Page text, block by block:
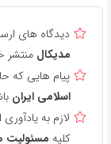
دیدگاه های
مدیکال منتشر
پیام هایی که
اسلامی ایران
لازم به
کلیه مسئولیت